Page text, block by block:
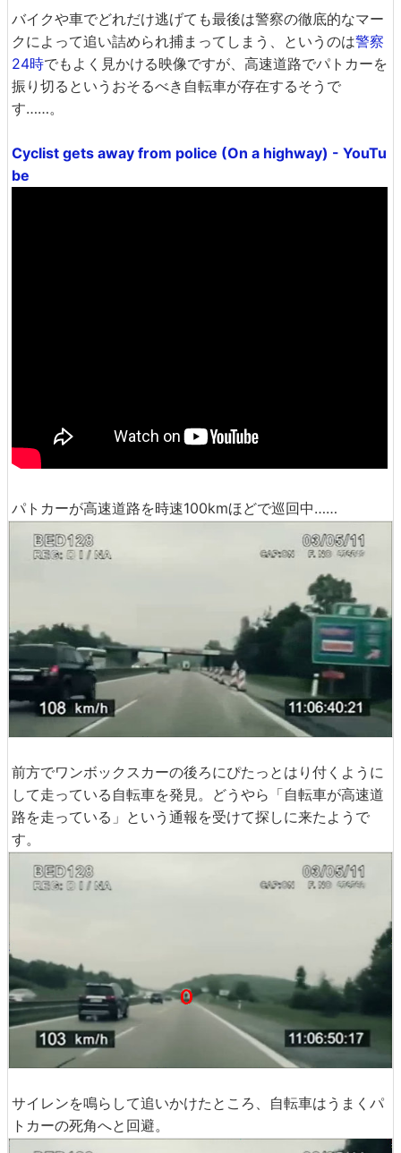
バイクや車でどれだけ逃げても最後は警察の徹底的なマー
クによって追い詰められ捕まってしまう、というのは警察
24時でもよく見かける映像ですが、高速道路でパトカーを
振り切るというおそるべき自転車が存在するそうで
す……。
Cyclist gets away from police (On a highway) - YouTu
be
パトカーが高速道路を時速100kmほどで巡回中……
前方でワンボックスカーの後ろにぴたっとはり付くように
して走っている自転車を発見。どうやら「自転車が高速道
路を走っている」という通報を受けて探しに来たようで
す。
サイレンを鳴らして追いかけたところ、自転車はうまくパ
トカーの死角へと回避。